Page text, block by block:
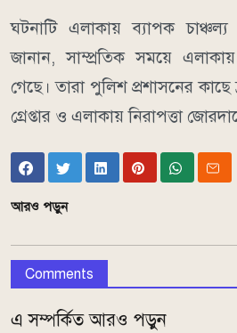
ঘটনাটি এলাকায় ব্যাপক চাঞ্চল্য
জানান, সাম্প্রতিক সময়ে
গেছে। তারা পুলিশ প্রশাসনের
গ্রেপ্তার ও এলাকায় নিরাপত্তা
আরও পড়ুন
Comments
এ সম্পর্কিত আরও পড়ুন